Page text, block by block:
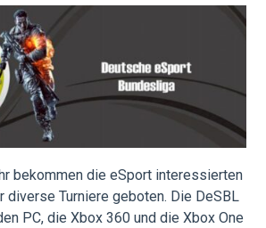
bekommen die eSport interessierten
diverse Turniere geboten. Die DeSBL
PC, die Xbox 360 und die Xbox One